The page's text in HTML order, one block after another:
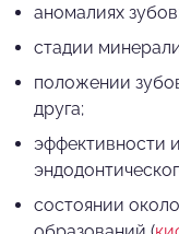
аномалиях
стадии
положении
друга;
эффективности
состоянии